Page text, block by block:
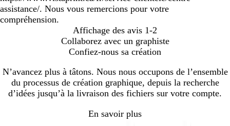
assistance/. Nous vous remercions pour votre
compréhension.
Affichage des avis 1-2
Collaborez avec un graphiste
Confiez-nous sa création
N’avancez plus à tâtons. Nous nous occupons de l’ensemble
du processus de création graphique, depuis la recherche
d’idées jusqu’à la livraison des fichiers sur votre compte.
En savoir plus